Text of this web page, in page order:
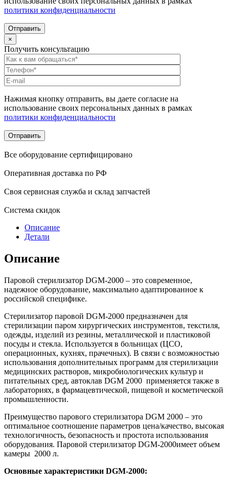
политики конфиденциальности
×
Получить консультацию
Нажимая кнопку отправить, вы даете согласие на
использование своих персональных данных в рамках
политики конфиденциальности
Все оборудование сертифицировано
Оперативная доставка по РФ
Своя сервисная служба и склад запчастей
Система скидок
Описание
Детали
Описание
Паровой стерилизатор DGM-2000 – это современное,
надежное оборудование, максимально адаптированное к
российской специфике.
Стерилизатор паровой DGM-2000 предназначен для
стерилизации паром хирургических инструментов, текстиля,
одежды, изделий из резины, металлической и пластиковой
посуды и стекла. Используется в больницах (ЦСО,
операционных, кухнях, прачечных). В связи с возможностью
использования дополнительных программ для стерилизации
медицинских растворов, микробиологических культур и
питательных сред, автоклав DGM 2000 применяется также в
лабораториях, в фармацевтической, пищевой и косметической
промышленности.
Преимущество парового стерилизатора DGM 2000 – это
оптимальное соотношение параметров цена/качество, высокая
технологичность, безопасность и простота использования
оборудования. Паровой стерилизатор DGM-2000имеет объем
камеры 2000 л.
Основные характеристики DGM-2000: